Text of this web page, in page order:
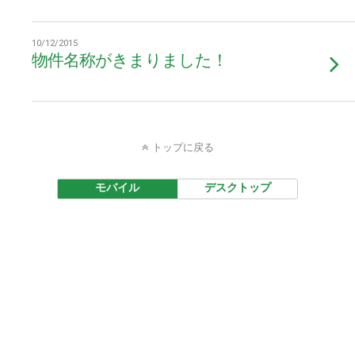
10/12/2015
物件名称がきまりました！
トップに戻る
モバイル デスクトップ